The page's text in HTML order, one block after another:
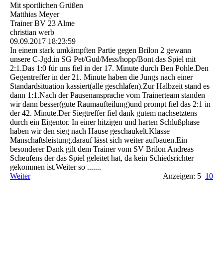
Mit sportlichen Grüßen
Matthias Meyer
Trainer BV 23 Alme
christian werb
09.09.2017 18:23:59
In einem stark umkämpften Partie gegen Brilon 2 gewann
unsere C-Jgd.in SG Pet/Gud/Mess/hopp/Bont das Spiel mit
2:1.Das 1:0 für uns fiel in der 17. Minute durch Ben Pohle.Den
Gegentreffer in der 21. Minute haben die Jungs nach einer
Standardsituation kassiert(alle geschlafen).Zur Halbzeit stand es
dann 1:1.Nach der Pausenansprache vom Trainerteam standen
wir dann besser(gute Raumaufteilung)und prompt fiel das 2:1 in
der 42. Minute.Der Siegtreffer fiel dank gutem nachsetztens
durch ein Eigentor. In einer hitzigen und harten Schlußphase
haben wir den sieg nach Hause geschaukelt.Klasse
Manschaftsleistung,­darauf lässt sich weiter aufbauen.Ein
besonderer Dank gilt dem Trainer vom SV Brilon Andreas
Scheufens der das Spiel geleitet hat, da kein Schiedsrichter
gekommen ist.Weiter so .......
Weiter
Anzeigen: 5 10